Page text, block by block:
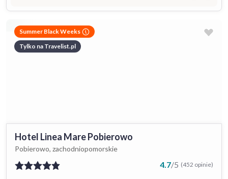
Summer Black Weeks
Tylko na Travelist.pl
Hotel Linea Mare Pobierowo
Pobierowo, zachodniopomorskie
4.7/5 (452 opinie)